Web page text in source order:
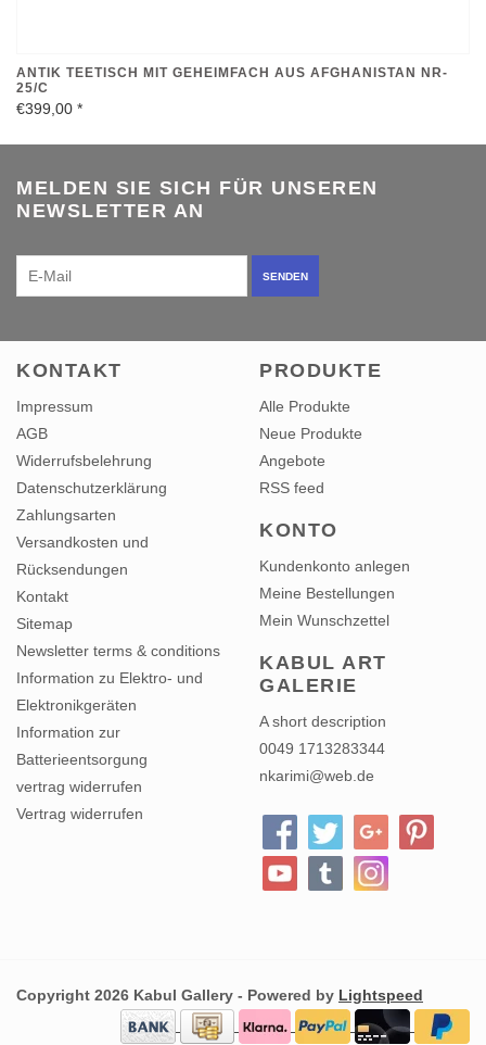
ANTIK TEETISCH MIT GEHEIMFACH AUS AFGHANISTAN NR-
25/C
€399,00 *
MELDEN SIE SICH FÜR UNSEREN
NEWSLETTER AN
SENDEN
KONTAKT
Impressum
AGB
Widerrufsbelehrung
Datenschutzerklärung
Zahlungsarten
Versandkosten und
Rücksendungen
Kontakt
Sitemap
Newsletter terms & conditions
Information zu Elektro- und
Elektronikgeräten
Information zur
Batterieentsorgung
vertrag widerrufen
Vertrag widerrufen
PRODUKTE
Alle Produkte
Neue Produkte
Angebote
RSS feed
KONTO
Kundenkonto anlegen
Meine Bestellungen
Mein Wunschzettel
KABUL ART
GALERIE
A short description
0049 1713283344
nkarimi@web.de
Copyright 2026 Kabul Gallery - Powered by Lightspeed